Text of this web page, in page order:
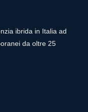
ibrida in Italia ad
da oltre 25